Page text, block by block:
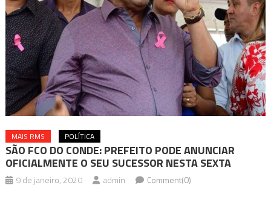
MAIS RMS POLÍTICA
SÃO FCO DO CONDE: PREFEITO PODE ANUNCIAR
OFICIALMENTE O SEU SUCESSOR NESTA SEXTA
9 de janeiro, 2020 admin Comment(0)